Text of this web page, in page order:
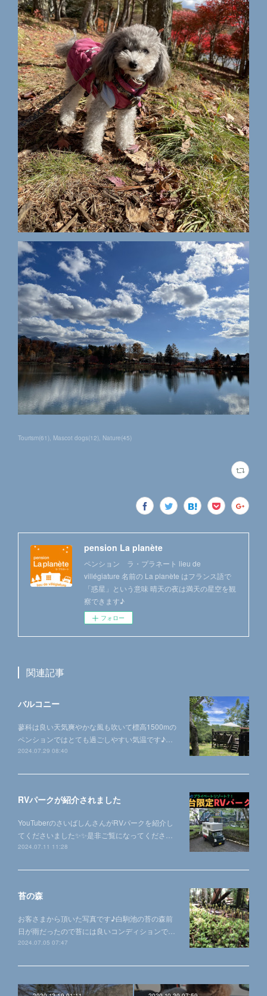
Tourism(61) Mascot dogs(12) Nature(45)
pension La planète
ペンション ラ・プラネート lieu de
villégiature 名前の La planète はフランス語で
「惑星」という意味 晴天の夜は満天の星空を観
察できます♪
フォロー
関連記事
バルコニー
蓼科は良い天気爽やかな風も吹いて標高1500mの
ペンションではとても過ごしやすい気温です♪…
2024.07.29 08:40
RVパークが紹介されました
YouTuberのさいばしんさんがRVパークを紹介し
てくださいました✨✨是非ご覧になってくださ…
2024.07.11 11:28
苔の森
お客さまから頂いた写真です♪白駒池の苔の森前
日が雨だったので苔には良いコンディションで…
2024.07.05 07:47